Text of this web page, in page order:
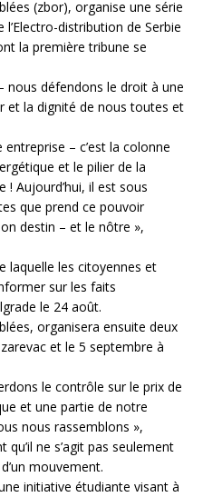
(zbor), organise une série
distribution de Serbie
la première tribune se
nous défendons le droit à une
et la dignité de nous toutes et
entreprise – c’est la colonne
et le pilier de la
! Aujourd’hui, il est sous
que prend ce pouvoir
destin – et le nôtre »,
laquelle les citoyennes et
sur les faits
le 24 août.
organisera ensuite deux
et le 5 septembre à
le contrôle sur le prix de
et une partie de notre
nous rassemblons »,
ne s’agit pas seulement
mouvement.
initiative étudiante visant à